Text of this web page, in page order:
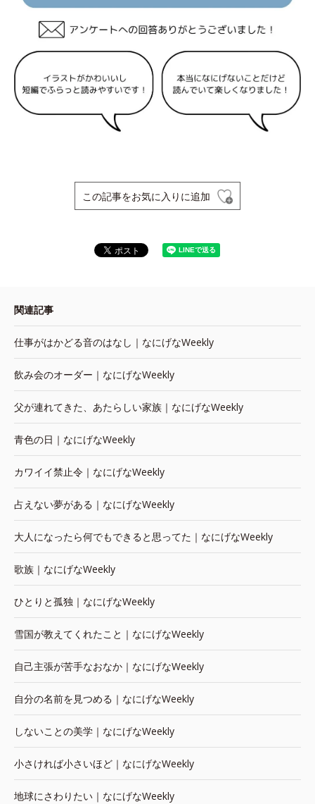
この記事をお気に入りに追加
関連記事
仕事がはかどる音のはなし｜なにげなWeekly
飲み会のオーダー｜なにげなWeekly
父が連れてきた、あたらしい家族｜なにげなWeekly
青色の日｜なにげなWeekly
カワイイ禁止令｜なにげなWeekly
占えない夢がある｜なにげなWeekly
大人になったら何でもできると思ってた｜なにげなWeekly
歌族｜なにげなWeekly
ひとりと孤独｜なにげなWeekly
雪国が教えてくれたこと｜なにげなWeekly
自己主張が苦手なおなか｜なにげなWeekly
自分の名前を見つめる｜なにげなWeekly
しないことの美学｜なにげなWeekly
小さければ小さいほど｜なにげなWeekly
地球にさわりたい｜なにげなWeekly